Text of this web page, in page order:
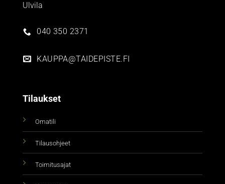
Ulvila
040 350 2371
KAUPPA@TAIDEPISTE.FI
Tilaukset
Omatili
Tilausohjeet
Toimitusajat